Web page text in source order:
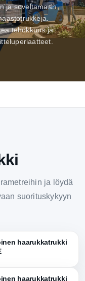
ja soveltamaan
tehokkuus ja
ja löydä
suorituskykyyn
haarukkatrukki
haarukkatrukki